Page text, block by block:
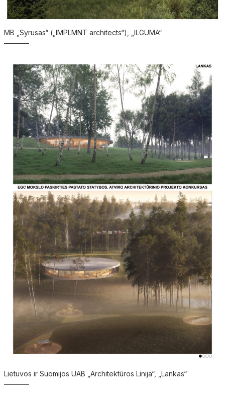
MB „Syrusas“ („IMPLMNT architects“), „ILGUMA“
Lietuvos ir Suomijos UAB „Architektūros Linija“, „Lankas“